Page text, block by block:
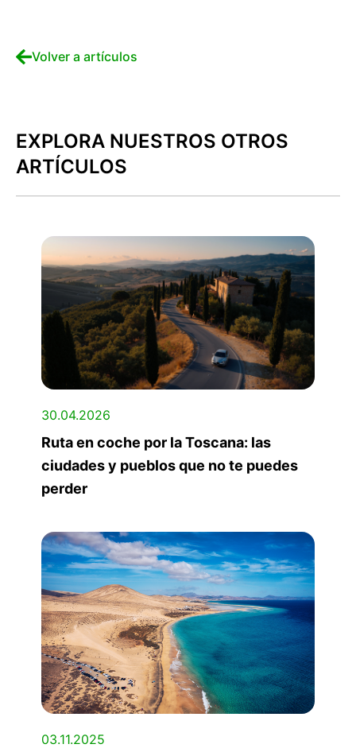
Volver a artículos
EXPLORA NUESTROS OTROS
ARTÍCULOS
30.04.2026
Ruta en coche por la Toscana: las
ciudades y pueblos que no te puedes
perder
03.11.2025